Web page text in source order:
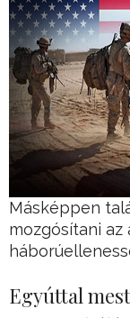
Másképpen
mozgósítani
Egyúttal